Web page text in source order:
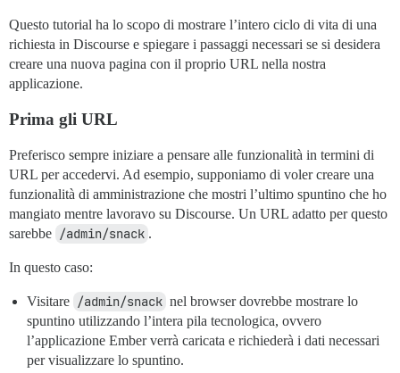
Questo tutorial ha lo scopo di mostrare l’intero ciclo di vita di una
richiesta in Discourse e spiegare i passaggi necessari se si desidera
creare una nuova pagina con il proprio URL nella nostra
applicazione.
Prima gli URL
Preferisco sempre iniziare a pensare alle funzionalità in termini di
URL per accedervi. Ad esempio, supponiamo di voler creare una
funzionalità di amministrazione che mostri l’ultimo spuntino che ho
mangiato mentre lavoravo su Discourse. Un URL adatto per questo
sarebbe /admin/snack .
In questo caso:
Visitare /admin/snack nel browser dovrebbe mostrare lo
spuntino utilizzando l’intera pila tecnologica, ovvero
l’applicazione Ember verrà caricata e richiederà i dati necessari
per visualizzare lo spuntino.